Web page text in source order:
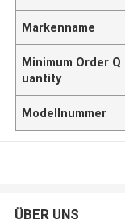
Markenname
Minimum Order Q
uantity
Modellnummer
ÜBER UNS